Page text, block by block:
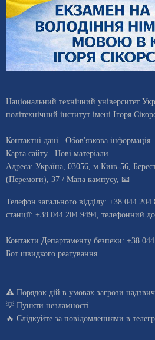
Національний технічний університет
політехнічний інститут імені Ігоря
Контактні дані Обов'язкова інформація
Карта сайту
Нові матеріали
Адреса: Україна 03056 , м. Київ-56,
(Перемоги), 37 / Мапа кампусу, 📧
Телефон загального відділу: +38 044 204
станцiї: +38 044 204 9494, телефонний
Контакти Департаменту безпеки: +38
Бот швидкого реагування
⚠️ Порядок дій в умовах загрози
💡 Пункти незламності
🔥 Слідкуйте за повідомленнями в